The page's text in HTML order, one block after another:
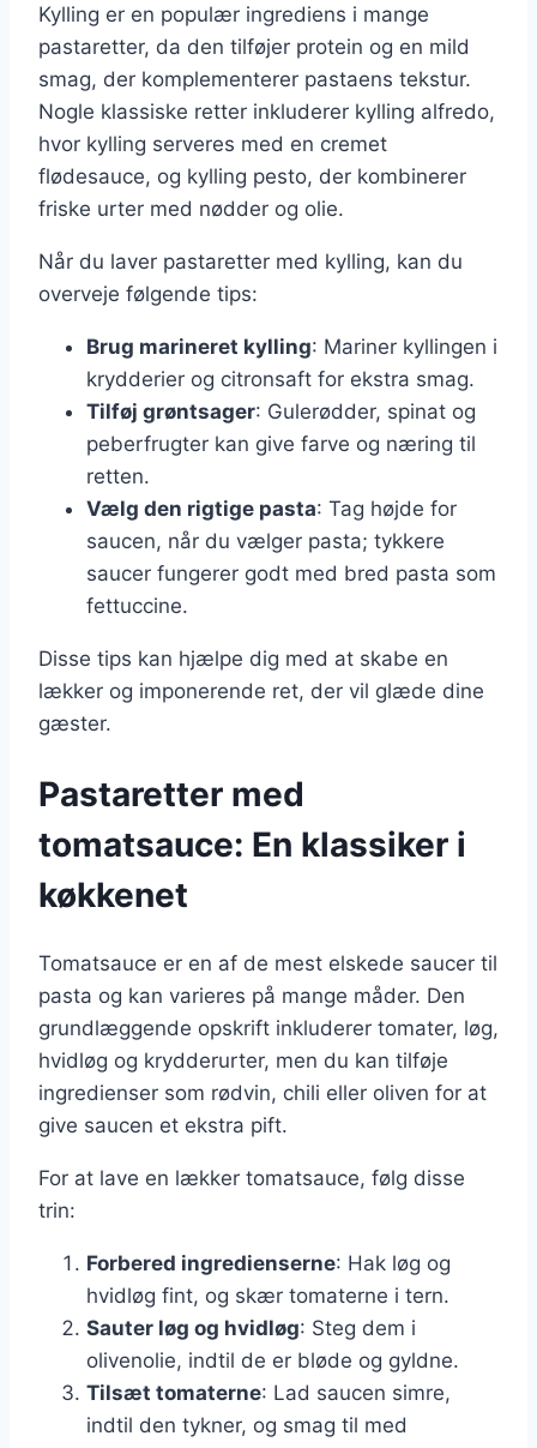
Kylling er en populær ingrediens i mange
pastaretter, da den tilføjer protein og en mild
smag, der komplementerer pastaens tekstur.
Nogle klassiske retter inkluderer kylling alfredo,
hvor kylling serveres med en cremet
flødesauce, og kylling pesto, der kombinerer
friske urter med nødder og olie.
Når du laver pastaretter med kylling, kan du
overveje følgende tips:
Brug marineret kylling: Mariner kyllingen i
krydderier og citronsaft for ekstra smag.
Tilføj grøntsager: Gulerødder, spinat og
peberfrugter kan give farve og næring til
retten.
Vælg den rigtige pasta: Tag højde for
saucen, når du vælger pasta; tykkere
saucer fungerer godt med bred pasta som
fettuccine.
Disse tips kan hjælpe dig med at skabe en
lækker og imponerende ret, der vil glæde dine
gæster.
Pastaretter med
tomatsauce: En klassiker i
køkkenet
Tomatsauce er en af de mest elskede saucer til
pasta og kan varieres på mange måder. Den
grundlæggende opskrift inkluderer tomater, løg,
hvidløg og krydderurter, men du kan tilføje
ingredienser som rødvin, chili eller oliven for at
give saucen et ekstra pift.
For at lave en lækker tomatsauce, følg disse
trin:
Forbered ingredienserne: Hak løg og
hvidløg fint, og skær tomaterne i tern.
Sauter løg og hvidløg: Steg dem i
olivenolie, indtil de er bløde og gyldne.
Tilsæt tomaterne: Lad saucen simre,
indtil den tykner, og smag til med